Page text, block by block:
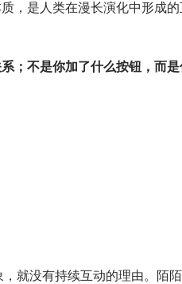
，是人类在漫长演化中形成的
；不是你加了什么按钮，而是
就没有持续互动的理由。陌